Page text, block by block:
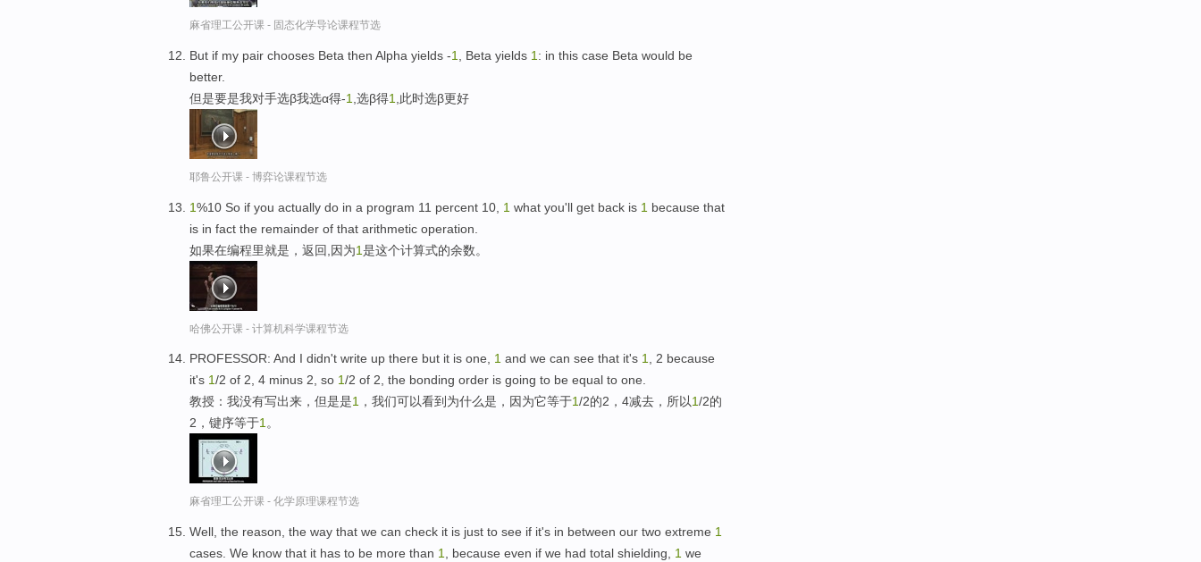
麻省理工公开课 - 固态化学导论课程节选
But if my pair chooses Beta then Alpha yields -1 , Beta yields 1 : in this case Beta would be
better.
但是要是我对手选β我选α得-1 ,选β得1 ,此时选β更好
耶鲁公开课 - 博弈论课程节选
1%10 So if you actually do in a program 11 percent 10, 1 what you'll get back is 1 because that
is in fact the remainder of that arithmetic operation.
如果在编程里就是，返回,因为1是这个计算式的余数。
哈佛公开课 - 计算机科学课程节选
PROFESSOR: And I didn't write up there but it is one, 1 and we can see that it's 1, 2 because
it's 1/2 of 2, 4 minus 2, so 1/2 of 2, the bonding order is going to be equal to one.
教授：我没有写出来，但是是1 ，我们可以看到为什么是，因为它等于1/2的2，4减去，所以1/2的
2，键序等于1。
麻省理工公开课 - 化学原理课程节选
Well, the reason, the way that we can check it is just to see if it's in between our two extreme 1
cases. We know that it has to be more than 1 , because even if we had total shielding, 1 we